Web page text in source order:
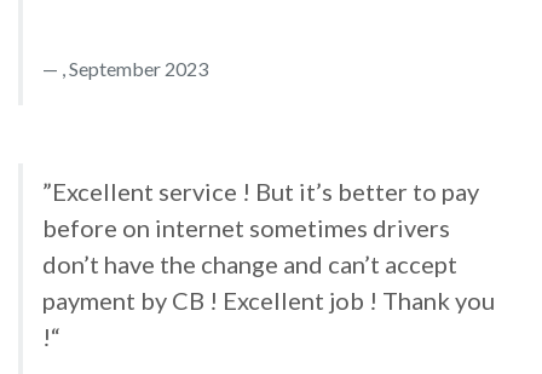
, September 2023
”Excellent service ! But it’s better to pay
before on internet sometimes drivers
don’t have the change and can’t accept
payment by CB ! Excellent job ! Thank you
!“